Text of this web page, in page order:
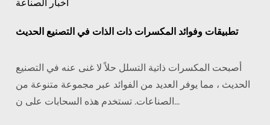
اخبار الصناعة
تطبيقات وفوائد المكسرات ذات الذات في التصنيع الحديث
أصبحت المكسرات ذاتية التسلل حلاً لا غنى عنه في التصنيع
الحديث ، مما يوفر العديد من الفوائد عبر مجموعة متنوعة من
الصناعات. تستخدم هذه السحابات على ن...